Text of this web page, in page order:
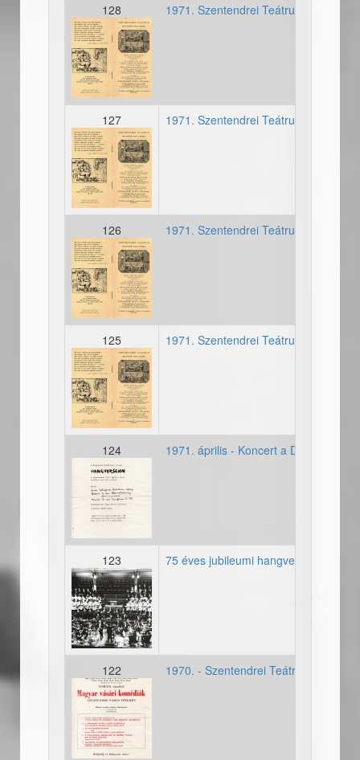
128 1971. Szentendrei Teátrum -
127 1971. Szentendrei Teátrum -
126 1971. Szentendrei Teátrum -
125 1971. Szentendrei Teátrum -
124 1971. április - Koncert a
123 75 éves jubileumi hangverseny
122 1970. - Szentendrei Teátrum - Első